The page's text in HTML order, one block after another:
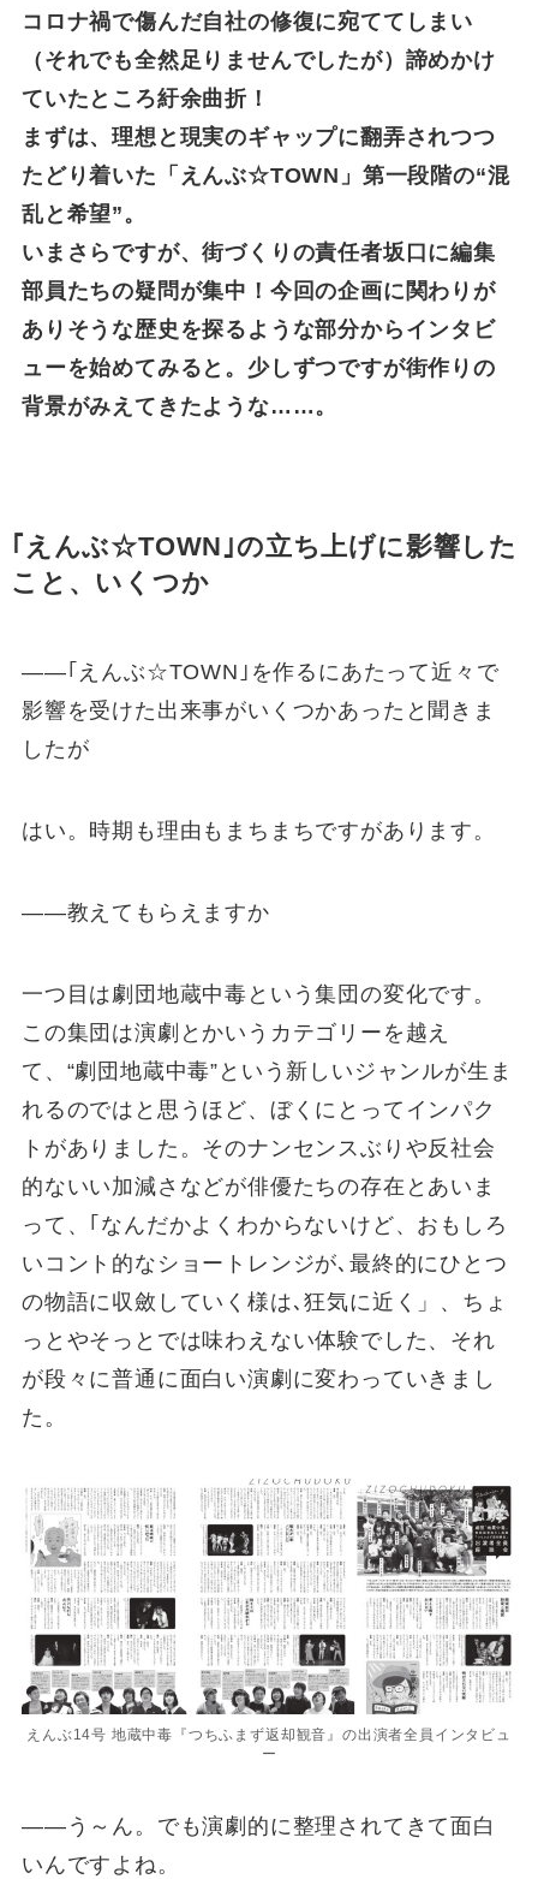
コロナ禍で傷んだ自社の修復に宛ててしまい
（それでも全然足りませんでしたが）諦めかけ
ていたところ紆余曲折！
まずは、理想と現実のギャップに翻弄されつつ
たどり着いた「えんぶ☆TOWN」第一段階の“混
乱と希望”。
いまさらですが、街づくりの責任者坂口に編集
部員たちの疑問が集中！今回の企画に関わりが
ありそうな歴史を探るような部分からインタビ
ューを始めてみると。少しずつですが街作りの
背景がみえてきたような……。
｢えんぶ☆TOWN｣の立ち上げに影響した
こと、いくつか
――｢えんぶ☆TOWN｣を作るにあたって近々で
影響を受けた出来事がいくつかあったと聞きま
したが
はい。時期も理由もまちまちですがあります。
――教えてもらえますか
一つ目は劇団地蔵中毒という集団の変化です。
この集団は演劇とかいうカテゴリーを越え
て、“劇団地蔵中毒”という新しいジャンルが生ま
れるのではと思うほど、ぼくにとってインパク
トがありました。そのナンセンスぶりや反社会
的ないい加減さなどが俳優たちの存在とあいま
って、｢なんだかよくわからないけど、おもしろ
いコント的なショートレンジが､最終的にひとつ
の物語に収斂していく様は､狂気に近く」、ちょ
っとやそっとでは味わえない体験でした、それ
が段々に普通に面白い演劇に変わっていきまし
た。
えんぶ14号 地蔵中毒『つちふまず返却観音』の出演者全員インタビュ
ー
――う～ん。でも演劇的に整理されてきて面白
いんですよね。